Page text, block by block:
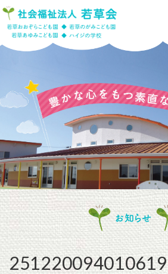
お知らせ
251220094010619